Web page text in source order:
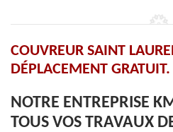
COUVREUR SAINT
DÉPLACEMENT GRATUIT.
NOTRE ENTREPRISE
TOUS VOS TRAVAUX